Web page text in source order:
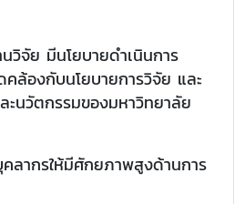
ย มีนโยบายดำเนินการ
ล้องกับนโยบายการวิจัย และ
ะนวัตกรรมของมหาวิทยาลัย
รให้มีศักยภาพสูงด้านการ